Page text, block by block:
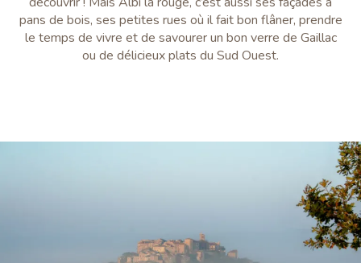
pans de bois, ses petites rues où il fait bon flâner, prendre
le temps de vivre et de savourer un bon verre de Gaillac
ou de délicieux plats du Sud Ouest.